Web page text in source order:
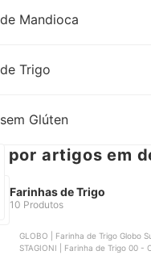
Mandioca
Trigo
Glúten
por artigos em
Farinhas de Trigo
10 Produtos
GLOBO | Farinha de Trigo Globo
STAGIONI | Farinha de Trigo 00 -